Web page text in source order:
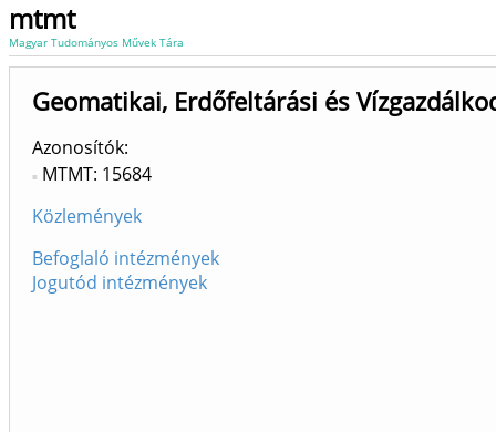
mtmt
Magyar Tudományos Művek Tára
Geomatikai, Erdőfeltárási és
Azonosítók
MTMT: 15684
Közlemények
Befoglaló intézmények
Jogutód intézmények